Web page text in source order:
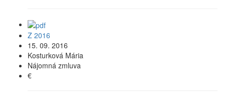
Z 2016
15. 09. 2016
Kosturková Mária
Nájomná zmluva
€